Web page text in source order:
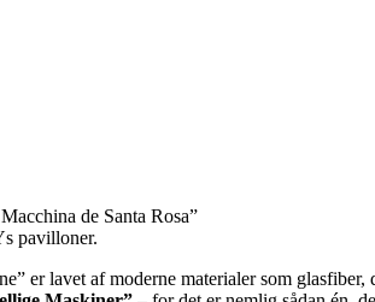
de Santa Rosa”
pavilloner.
er lavet af moderne materialer som